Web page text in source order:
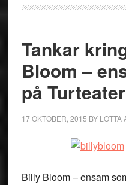
Tankar
Bloom –
på
17 OKTOBER, 2015 BY LOTTA
Billy Bloom – ensam